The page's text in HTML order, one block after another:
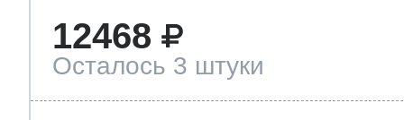
12468
Осталось 3 штуки